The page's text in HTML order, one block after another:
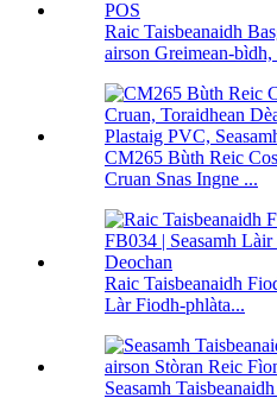
Raic Taisbeanaidh
airson Greimean-
CM265 Bùth Reic
Cruan Snas Ingne ...
Raic Taisbeanaidh
Làr Fiodh-phlàta...
Seasamh